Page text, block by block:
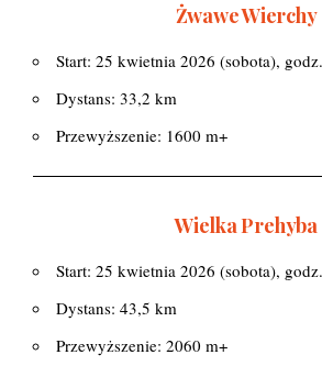
Żwawe Wierchy
Start: 25 kwietnia 2026 (sobota),
Dystans: 33,2 km
Przewyższenie: 1600 m+
Wielka Prehyba
Start: 25 kwietnia 2026 (sobota),
Dystans: 43,5 km
Przewyższenie: 2060 m+